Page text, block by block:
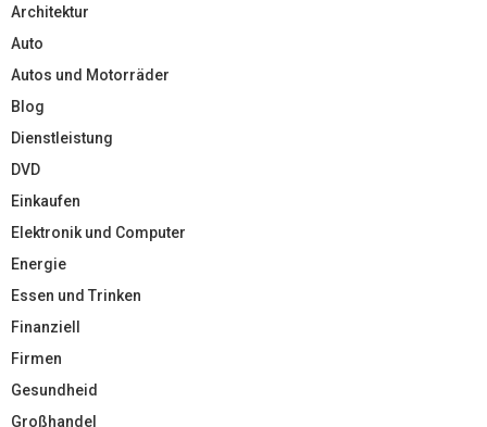
Architektur
Auto
Autos und Motorräder
Blog
Dienstleistung
DVD
Einkaufen
Elektronik und Computer
Energie
Essen und Trinken
Finanziell
Firmen
Gesundheid
Großhandel